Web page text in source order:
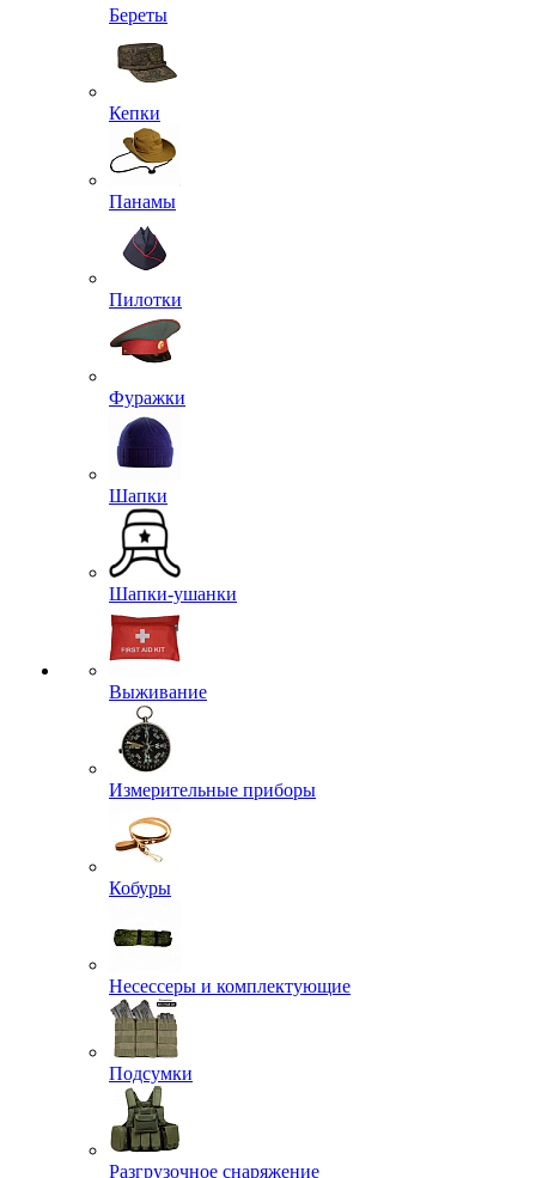
Береты
Кепки
Панамы
Пилотки
Фуражки
Шапки
Шапки-ушанки
Выживание
Измерительные приборы
Кобуры
Несессеры и комплектующие
Подсумки
Разгрузочное снаряжение